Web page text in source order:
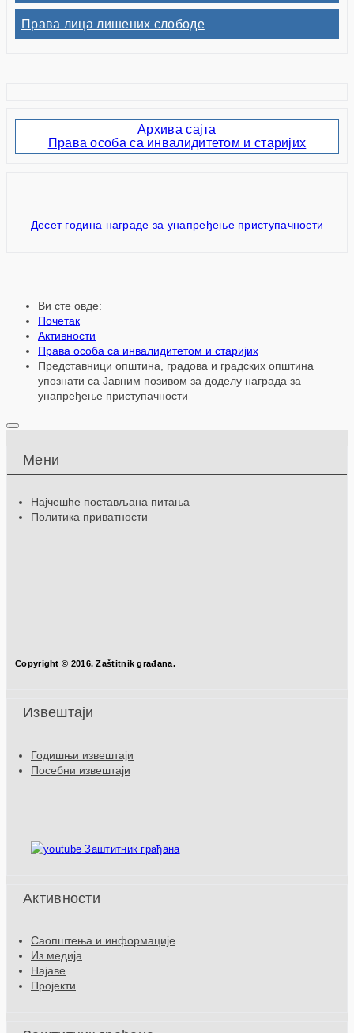
Права лица лишених слободе
Архива сајта
Права особа са инвалидитетом и старијих
Десет година награде за унапређење приступачности
Ви сте овде:
Почетак
Активности
Права особа са инвалидитетом и старијих
Представници општина, градова и градских општина
упознати са Јавним позивом за доделу награда за
унапређење приступачности
Мени
Најчешће постављана питања
Политика приватности
Copyright © 2016. Zaštitnik građana.
Извештаји
Годишњи извештаји
Посебни извештаји
Заштитник грађана
Активности
Саопштења и информације
Из медија
Најаве
Пројекти